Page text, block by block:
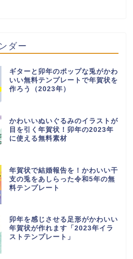
ダー
ギターと卯年のポップな兎がかわ
いい無料テンプレートで年賀状を
作ろう（2023年）
かわいいぬいぐるみのイラストが
目を引く年賀状！卯年の2023年
に使える無料素材
年賀状で結婚報告を！かわいい干
支の兎をあしらった令和5年の無
料テンプレート
卯年を感じさせる足形がかわいい
年賀状が作れます「2023年イラ
ストテンプレート」